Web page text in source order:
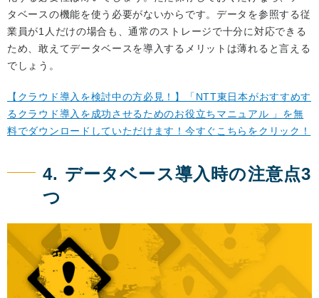
タベースの機能を使う必要がないからです。データを参照する従
業員が1人だけの場合も、通常のストレージで十分に対応できる
ため、敢えてデータベースを導入するメリットは薄れると言える
でしょう。
【クラウド導入を検討中の方必見！】「NTT東日本がおすすめす
るクラウド導入を成功させるためのお役立ちマニュアル 」を無
料でダウンロードしていただけます！今すぐこちらをクリック！
4. データベース導入時の注意点3
つ